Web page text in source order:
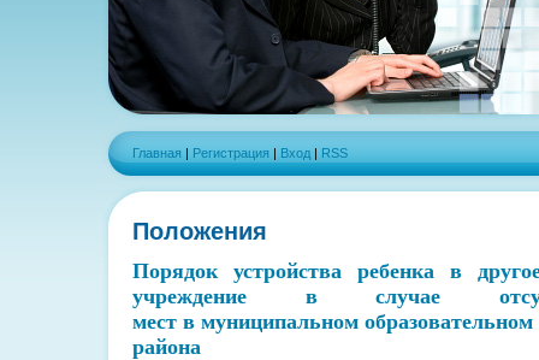
Главная | Регистрация | Вход | RSS
Положения
Порядок устройства ребенка в
учреждение в случае
мест в муниципальном
района